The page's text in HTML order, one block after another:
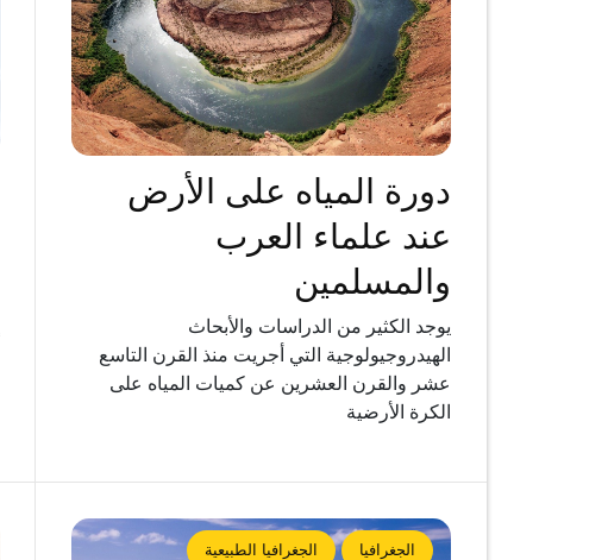
دورة المياه على الأرض
عند علماء العرب
والمسلمين
يوجد الكثير من الدراسات والأبحاث
الهيدروجيولوجية التي أجريت منذ القرن التاسع
عشر والقرن العشرين عن كميات المياه على
الكرة الأرضية
الجغرافيا الجغرافيا الطبيعية